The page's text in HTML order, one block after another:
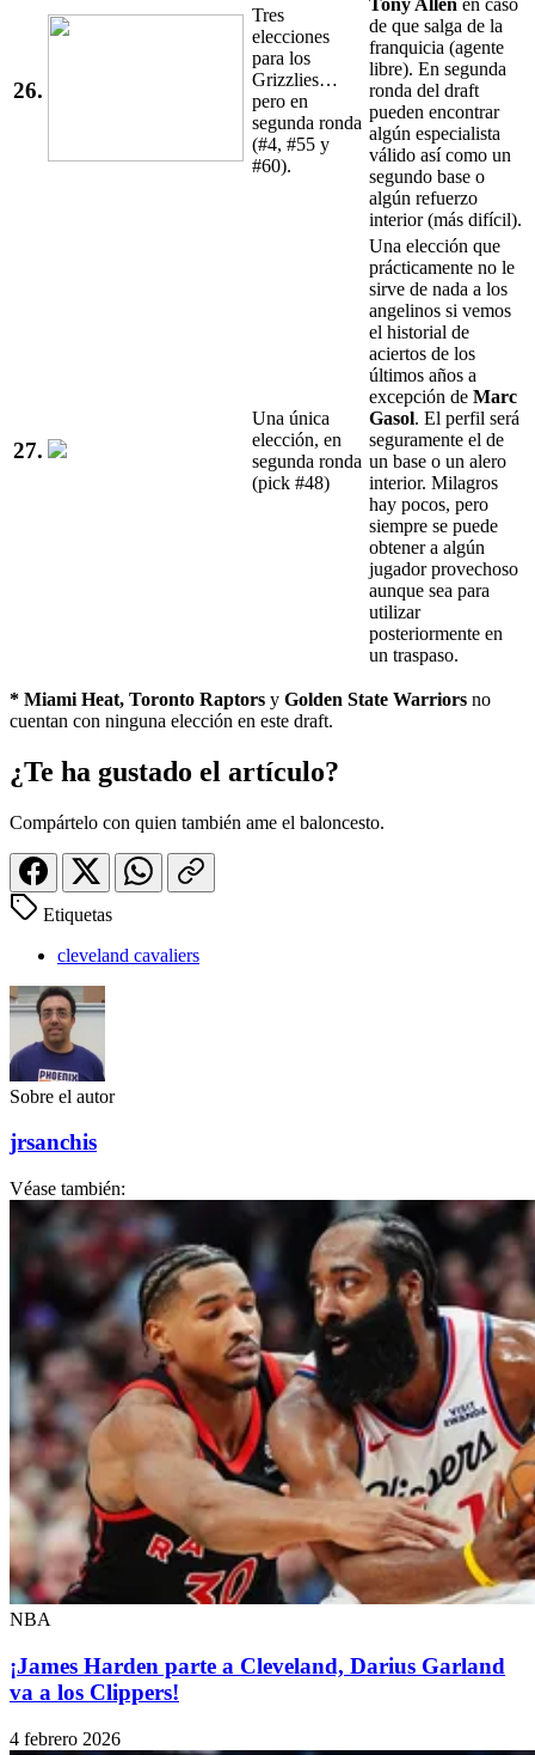
26.
Tres
elecciones
para los
Grizzlies…
pero en
segunda ronda
(#4, #55 y
#60).
de que salga de la
franquicia (agente
libre). En segunda
ronda del draft
pueden encontrar
algún especialista
válido así como un
segundo base o
algún refuerzo
interior (más difícil).
27.
Una única
elección, en
segunda ronda
(pick #48)
Una elección que
prácticamente no le
sirve de nada a los
angelinos si vemos
el historial de
aciertos de los
últimos años a
excepción de Marc
Gasol. El perfil será
seguramente el de
un base o un alero
interior. Milagros
hay pocos, pero
siempre se puede
obtener a algún
jugador provechoso
aunque sea para
utilizar
posteriormente en
un traspaso.
* Miami Heat, Toronto Raptors y Golden State Warriors no
cuentan con ninguna elección en este draft.
¿Te ha gustado el artículo?
Compártelo con quien también ame el baloncesto.
Etiquetas
cleveland cavaliers
Sobre el autor
jrsanchis
Véase también:
NBA
¡James Harden parte a Cleveland, Darius Garland
va a los Clippers!
4 febrero 2026